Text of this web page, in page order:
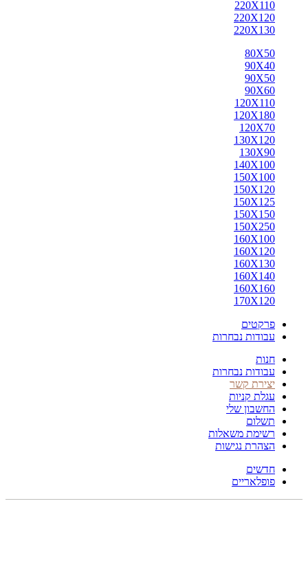
220X110
220X120
220X130
80X50
90X40
90X50
90X60
120X110
120X180
120X70
130X120
130X90
140X100
150X100
150X120
150X125
150X150
150X250
160X100
160X120
160X130
160X140
160X160
170X120
פרקטים
עבודות נבחרות
חנות
עבודות נבחרות
יצירת קשר
עגלת קניות
החשבון שלי
תשלום
רשימת משאלות
הצהרת נגישות
חדשים
פופלאריים